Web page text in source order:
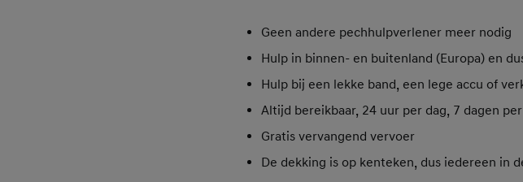
Geen andere pechhulpverlener meer nodig
Hulp in binnen- en buitenland (Europa) en
Hulp bij een lekke band, een lege accu of
Altijd bereikbaar, 24 uur per dag, 7 dagen
Gratis vervangend vervoer
De dekking is op kenteken, dus iedereen in